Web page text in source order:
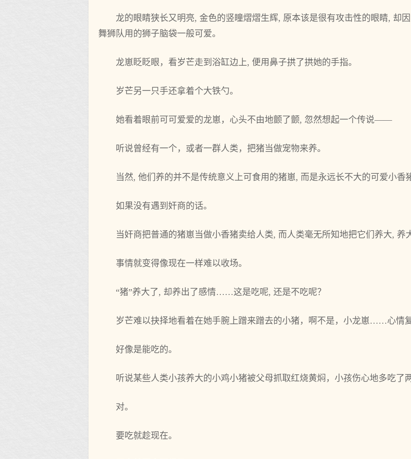
龙的眼睛狭长又明亮, 金色的竖瞳熠熠生辉, 原本该是很有攻击性的眼睛, 却
舞狮队用的狮子脑袋一般可爱。
龙崽眨眨眼，看岁芒走到浴缸边上, 便用鼻子拱了拱她的手指。
岁芒另一只手还拿着个大铁勺。
她看着眼前可可爱爱的龙崽，心头不由地颤了颤, 忽然想起一个传说——
听说曾经有一个，或者一群人类，把猪当做宠物来养。
当然, 他们养的并不是传统意义上可食用的猪崽, 而是永远长不大的可爱小香
如果没有遇到奸商的话。
当奸商把普通的猪崽当做小香猪卖给人类, 而人类毫无所知地把它们养大,
事情就变得像现在一样难以收场。
“猪”养大了, 却养出了感情……这是吃呢, 还是不吃呢？
岁芒难以抉择地看着在她手腕上蹭来蹭去的小猪，啊不是，小龙崽……心情
好像是能吃的。
听说某些人类小孩养大的小鸡小猪被父母抓取红烧黄焖，小孩伤心地多吃了
对。
要吃就趁现在。